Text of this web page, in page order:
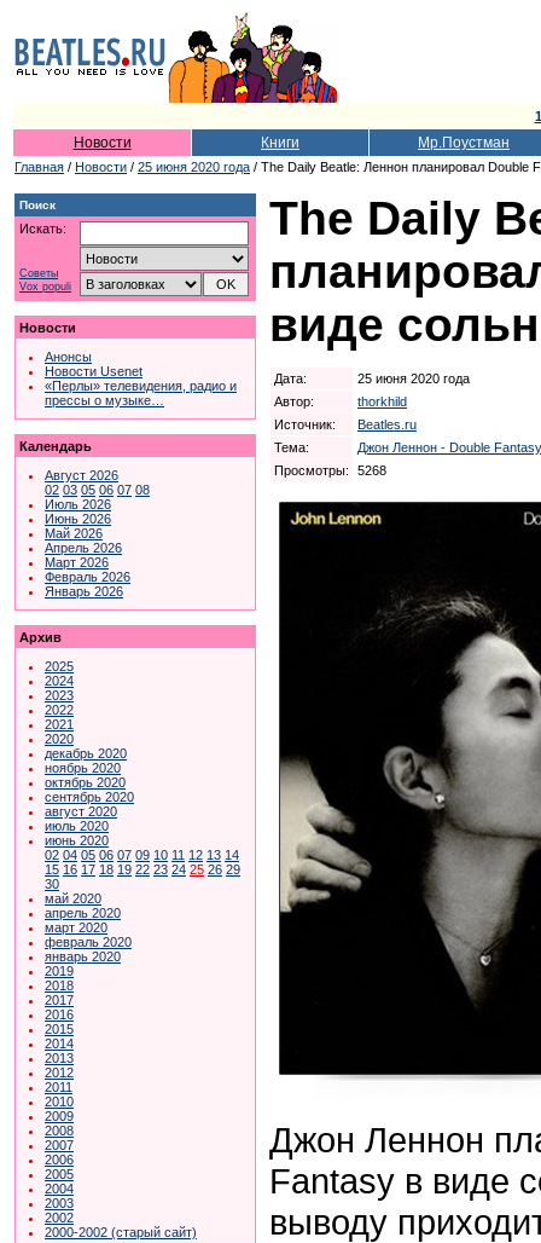
Новости Книги Мр.Поустман
Главная / Новости / 25 июня 2020 года / The Daily Beatle: Леннон планировал Double
Поиск
Искать:
Советы
Vox populi
Новости
Анонсы
Новости Usenet
«Перлы» телевидения, радио и
прессы о музыке…
Календарь
Август 2026
02 03 05 06 07 08
Июль 2026
Июнь 2026
Май 2026
Апрель 2026
Март 2026
Февраль 2026
Январь 2026
Архив
2025
2024
2023
2022
2021
2020
декабрь 2020
ноябрь 2020
октябрь 2020
сентябрь 2020
август 2020
июль 2020
июнь 2020
02 04 05 06 07 09 10 11 12 13 14
15 16 17 18 19 22 23 24 25 26 29
30
май 2020
апрель 2020
март 2020
февраль 2020
январь 2020
2019
2018
2017
2016
2015
2014
2013
2012
2011
2010
2009
2008
2007
2006
2005
2004
2003
2002
2000-2002 (старый сайт)
The Daily
виде
Дата:
25 июня 2020 года
Автор:
thorkhild
Источник:
Beatles.ru
Тема:
Джон Леннон - Double
Просмотры:
5268
Джон Леннон
Fantasy в виде
выводу